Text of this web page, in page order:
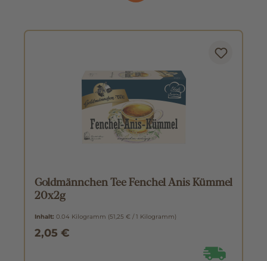
Goldmännchen Tee Fenchel Anis Kümmel
20x2g
Inhalt: 0.04 Kilogramm (51,25 € / 1 Kilogramm)
2,05 €